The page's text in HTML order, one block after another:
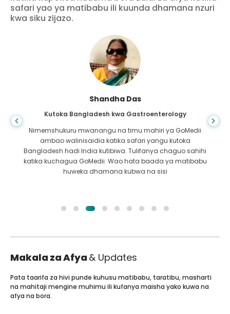
safari yao ya matibabu ili kuunda dhamana nzuri
kwa siku zijazo.
Shandha Das
Kutoka Bangladesh kwa Gastroenterology
Nimemshukuru mwanangu na timu mahiri ya GoMedii
ambao walinisaidia katika safari yangu kutoka
Bangladesh hadi India kutibiwa. Tulifanya chaguo sahihi
katika kuchagua GoMedii. Wao hata baada ya matibabu
huweka dhamana kubwa na sisi
Makala za Afya & Updates
Pata taarifa za hivi punde kuhusu matibabu, taratibu, masharti
na mahitaji mengine muhimu ili kufanya maisha yako kuwa na
afya na bora.